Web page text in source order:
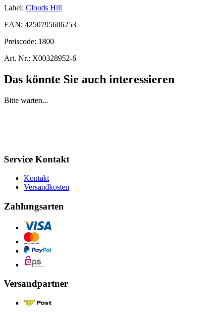
Label: Clouds Hill
EAN: 4250795606253
Preiscode: 1800
Art. Nr.: X00328952-6
Das könnte Sie auch interessieren
Bitte warten...
Service Kontakt
Kontakt
Versandkosten
Zahlungsarten
Versandpartner